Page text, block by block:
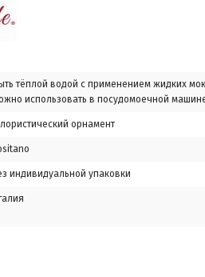
тёплой водой с применением жидких
использовать в посудомоечной
орнамент
индивидуальной упаковки